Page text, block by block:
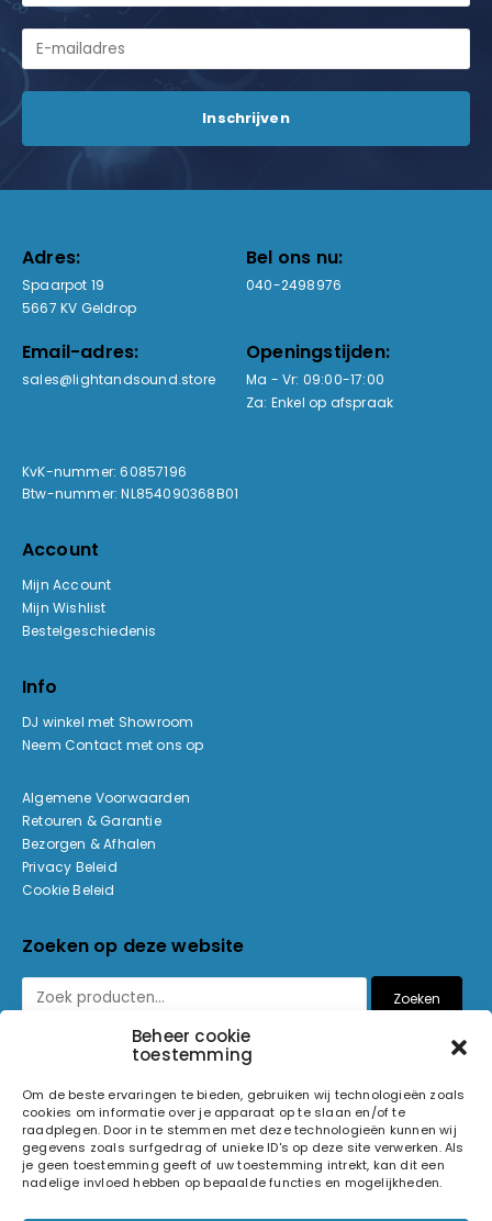
Beheer cookie
toestemming
Om de beste ervaringen te bieden, gebruiken wij technologieën zoals
cookies om informatie over je apparaat op te slaan en/of te
raadplegen. Door in te stemmen met deze technologieën kunnen wij
gegevens zoals surfgedrag of unieke ID's op deze site verwerken. Als
je geen toestemming geeft of uw toestemming intrekt, kan dit een
nadelige invloed hebben op bepaalde functies en mogelijkheden.
Adres:
Spaarpot 19
5667 KV Geldrop
Bel ons nu:
040-2498976
Email-adres:
sales@lightandsound.store
Openingstijden:
Ma - Vr: 09:00-17:00
Za: Enkel op afspraak
KvK-nummer: 60857196
Btw-nummer: NL854090368B01
Account
Mijn Account
Mijn Wishlist
Bestelgeschiedenis
Info
DJ winkel met Showroom
Neem Contact met ons op
Algemene Voorwaarden
Retouren & Garantie
Bezorgen & Afhalen
Privacy Beleid
Cookie Beleid
Zoeken op deze website
Zoeken